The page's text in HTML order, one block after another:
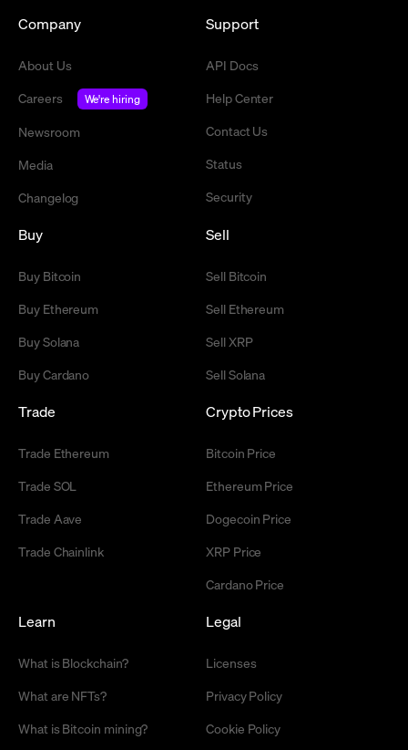
Company
About Us
Careers
We're hiring
Newsroom
Media
Changelog
Support
API Docs
Help Center
Contact Us
Status
Security
Buy
Buy Bitcoin
Buy Ethereum
Buy Solana
Buy Cardano
Sell
Sell Bitcoin
Sell Ethereum
Sell XRP
Sell Solana
Trade
Trade Ethereum
Trade SOL
Trade Aave
Trade Chainlink
Crypto Prices
Bitcoin Price
Ethereum Price
Dogecoin Price
XRP Price
Cardano Price
Learn
What is Blockchain?
What are NFTs?
What is Bitcoin mining?
Legal
Licenses
Privacy Policy
Cookie Policy